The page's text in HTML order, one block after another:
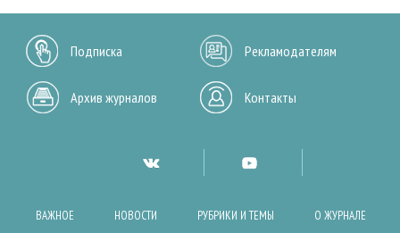
Подписка Рекламодателям
Архив журналов Контакты
ВАЖНОЕ НОВОСТИ РУБРИКИ И ТЕМЫ О ЖУРНАЛЕ